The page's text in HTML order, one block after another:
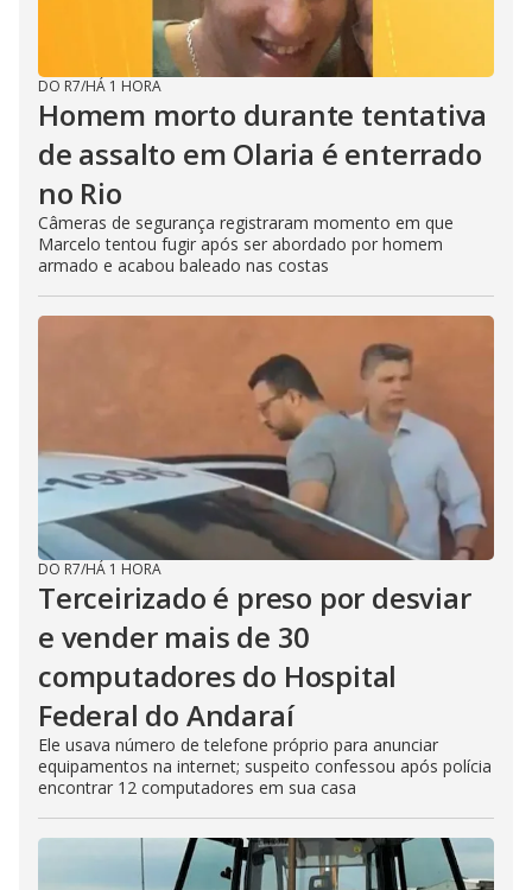
DO R7/HÁ 1 HORA
Homem morto durante tentativa
de assalto em Olaria é enterrado
no Rio
Câmeras de segurança registraram momento em que
Marcelo tentou fugir após ser abordado por homem
armado e acabou baleado nas costas
DO R7/HÁ 1 HORA
Terceirizado é preso por desviar
e vender mais de 30
computadores do Hospital
Federal do Andaraí
Ele usava número de telefone próprio para anunciar
equipamentos na internet; suspeito confessou após polícia
encontrar 12 computadores em sua casa